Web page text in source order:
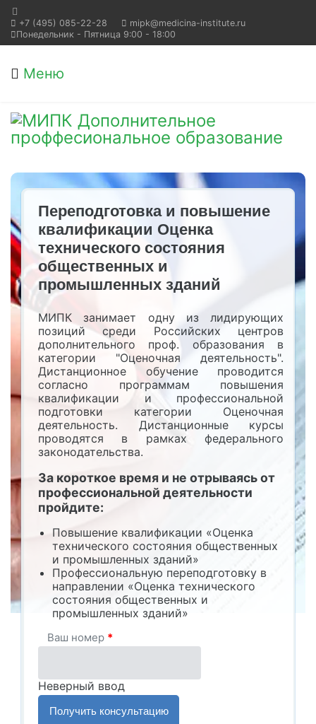
+7 (495) 085-22-28
mipk@medicina-institute.ru
Понедельник - Пятница 9:00 - 18:00
Меню
Переподготовка и повышение
квалификации Оценка
технического состояния
общественных и
промышленных зданий
МИПК занимает одну из лидирующих
позиций среди Российских центров
дополнительного проф. образования в
категории "Оценочная деятельность".
Дистанционное обучение проводится
согласно программам повышения
квалификации и профессиональной
подготовки категории Оценочная
деятельность. Дистанционные курсы
проводятся в рамках федерального
законодательства.
За короткое время и не отрываясь от
профессиональной деятельности
пройдите:
Повышение квалификации «Оценка
технического состояния общественных
и промышленных зданий»
Профессиональную переподготовку в
направлении «Оценка технического
состояния общественных и
промышленных зданий»
Ваш номер *
Неверный ввод